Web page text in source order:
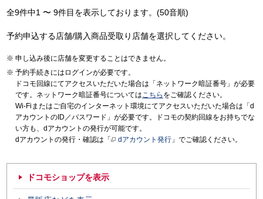
全9件中1 〜 9件目を表示しております。(50音順)
予約申込する店舗/購入商品受取り店舗を選択してください。
申し込み後に店舗を変更することはできません。
予約手続きにはログインが必要です。
ドコモ回線にてアクセスいただいた場合は「ネットワーク暗証番号」が必要
です。ネットワーク暗証番号についてはこちら をご確認ください。
Wi-Fiまたはご自宅のインターネット環境にてアクセスいただいた場合は「d
アカウントのID／パスワード」が必要です。ドコモの契約回線をお持ちでな
い方も、dアカウントの発行が可能です。
dアカウントの発行・確認は「
dアカウント発行 」でご確認ください。
ドコモショップを表示